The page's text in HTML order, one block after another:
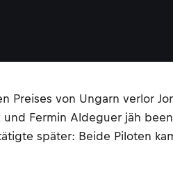
Preises von Ungarn verlor
und Fermin Aldeguer jäh
später: Beide Piloten